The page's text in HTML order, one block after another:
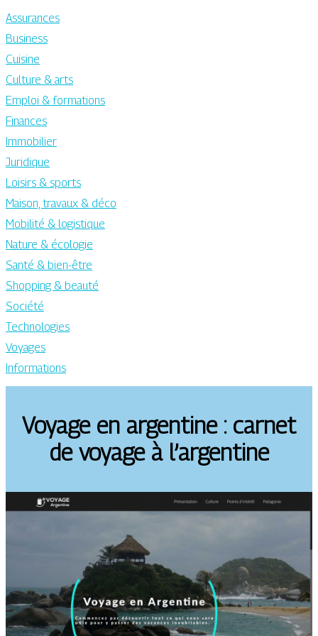
Assurances
Business
Cuisine
Culture & arts
Emploi & formations
Finances
Immobilier
Juridique
Loisirs & sports
Maison, travaux & déco
Mobilité & logistique
Nature & écologie
Santé & bien-être
Shopping & beauté
Société
Technologies
Voyages
Informations
Voyage en argentine : carnet
de voyage à l’argentine